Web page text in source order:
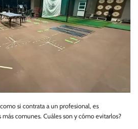
si contrata a un profesional, es
comunes. Cuáles son y cómo evitarlos?